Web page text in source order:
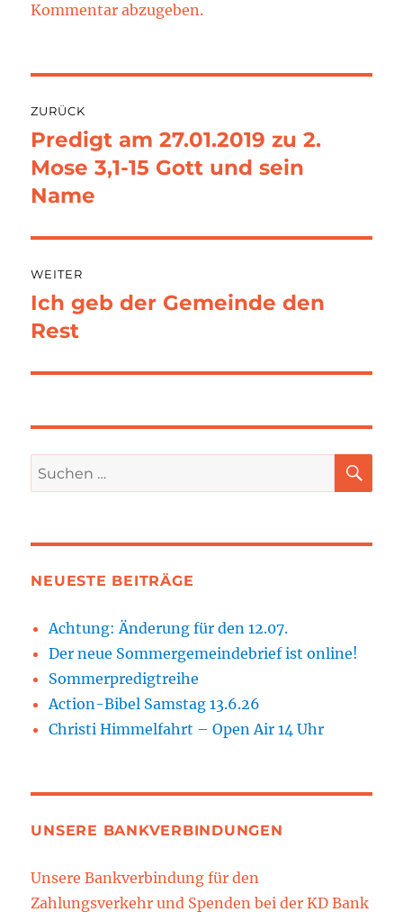
Kommentar abzugeben.
ZURÜCK
Vorheriger
Beitrag:
Predigt am 27.01.2019 zu 2.
Mose 3,1-15 Gott und sein
Name
WEITER
Nächster
Beitrag:
Ich geb der Gemeinde den
Rest
Suchen
nach:
NEUESTE BEITRÄGE
Achtung: Änderung für den 12.07.
Der neue Sommergemeindebrief ist online!
Sommerpredigtreihe
Action-Bibel Samstag 13.6.26
Christi Himmelfahrt – Open Air 14 Uhr
UNSERE BANKVERBINDUNGEN
Unsere Bankverbindung für den
Zahlungsverkehr und Spenden bei der KD Bank